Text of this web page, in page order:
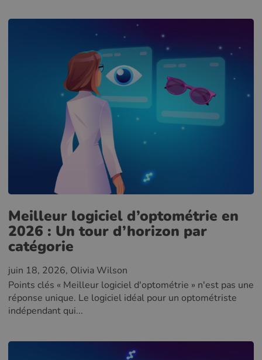
Meilleur logiciel d’optométrie en
2026 : Un tour d’horizon par
catégorie
juin 18, 2026, Olivia Wilson
Points clés « Meilleur logiciel d'optométrie » n'est pas une
réponse unique. Le logiciel idéal pour un optométriste
indépendant qui...